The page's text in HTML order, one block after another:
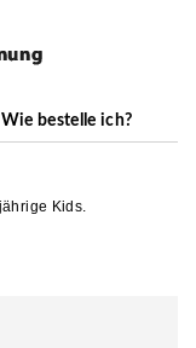
Wie bestelle ich?
Kids.